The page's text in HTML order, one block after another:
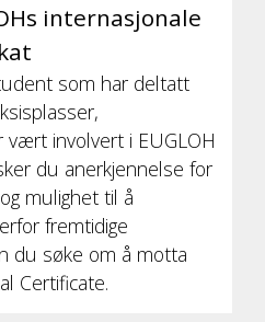
internasjonale
som har deltatt
involvert i EUGLOH
du anerkjennelse for
mulighet til å
fremtidige
du søke om å motta
Certificate.